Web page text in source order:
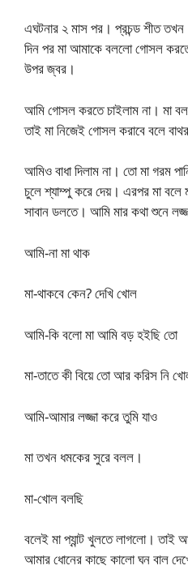
এঘটনার ২ মাস পর। প্রচন্ড শীত
দিন পর মা আমাকে বললো গোসল
উপর জ্বর।
আমি গোসল করতে চাইলাম না। মা
তাই মা নিজেই গোসল করাবে বলে
আমিও বাধা দিলাম না। তো মা গরম
চুলে শ্যাম্পু করে দেয়। এরপর মা বলে
সাবান ডলতে। আমি মার কথা শুনে
আমি-না মা থাক
মা-থাকবে কেন? দেখি খোল
আমি-কি বলো মা আমি বড় হইছি তো
মা-তাতে কী বিয়ে তো আর করিস নি
আমি-আমার লজ্জা করে তুমি যাও
মা তখন ধমকের সুরে বলল।
মা-খোল বলছি
বলেই মা প্যান্ট খুলতে লাগলো। তাই
আমার ধোনের কাছে কালো ঘন বাল